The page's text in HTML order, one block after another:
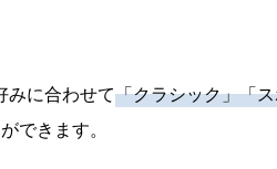
みに合わせて「クラシック」「
できます。